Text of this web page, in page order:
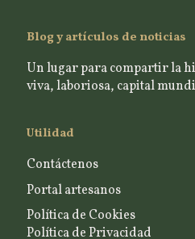
Blog y artículos de noticias
Un lugar para compartir la
viva, laboriosa, capital
Utilidad
Contáctenos
Portal artesanos
Política de Cookies
Política de Privacidad